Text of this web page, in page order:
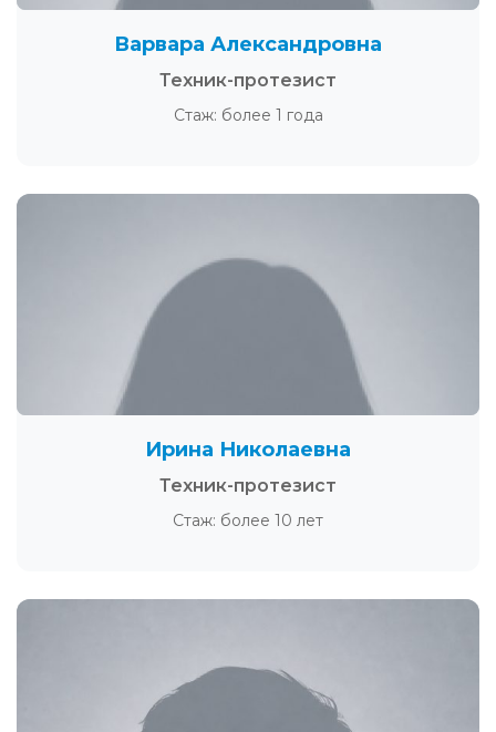
Варвара Александровна
Техник-протезист
Стаж: более 1 года
Ирина Николаевна
Техник-протезист
Стаж: более 10 лет